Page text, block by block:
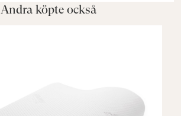
Andra köpte också